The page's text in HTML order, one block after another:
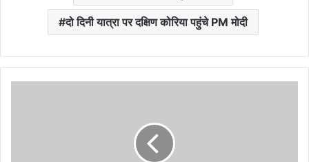
दो दिनी यात्रा पर दक्षिण कोरिया पहुंचे PM मोदी